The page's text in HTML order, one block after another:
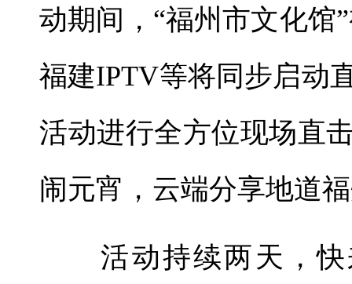
动期间，“福州市文化馆
福建IPTV等将同步启动
活动进行全方位现场直
闹元宵，云端分享地道
活动持续两天，快